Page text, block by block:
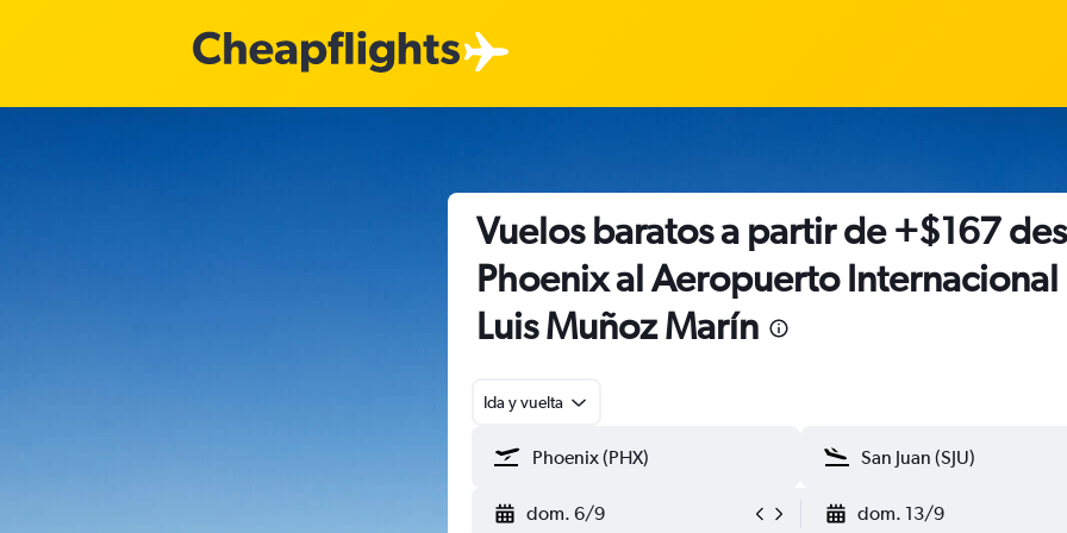
Vuelos baratos a partir de +$167
Phoenix al Aeropuerto Internacional
Luis Muñoz Marín
Ida y vuelta
dom. 6/9 dom. 13/9